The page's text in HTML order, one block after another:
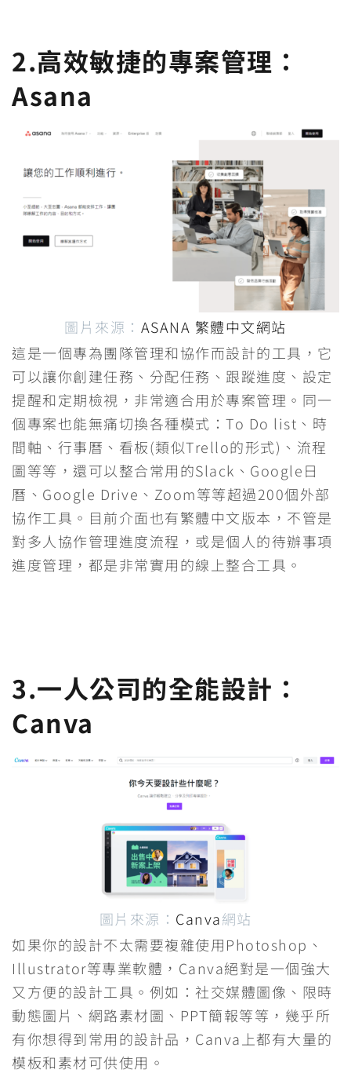
2.高效敏捷的專案管理：
Asana
圖片來源： ASANA 繁體中文網站
這是一個專為團隊管理和協作而設計的工具，它
可以讓你創建任務、分配任務、跟蹤進度、設定
提醒和定期檢視，非常適合用於專案管理。同一
個專案也能無痛切換各種模式：To Do list、時
間軸、行事曆、看板(類似Trello的形式)、流程
圖等等，還可以整合常用的Slack、Google日
曆、Google Drive、Zoom等等超過200個外部
協作工具。目前介面也有繁體中文版本，不管是
對多人協作管理進度流程，或是個人的待辦事項
進度管理，都是非常實用的線上整合工具。
3.一人公司的全能設計：
Canva
圖片來源： Canva網站
如果你的設計不太需要複雜使用Photoshop、
Illustrator等專業軟體，Canva絕對是一個強大
又方便的設計工具。例如：社交媒體圖像、限時
動態圖片、網路素材圖、PPT簡報等等，幾乎所
有你想得到常用的設計品，Canva上都有大量的
模板和素材可供使用。